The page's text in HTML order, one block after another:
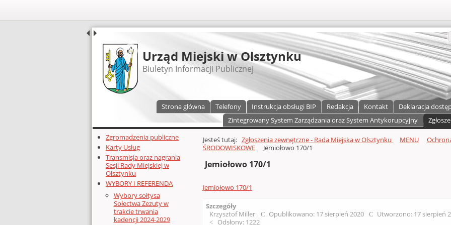
UDOSTĘPNIJ
Urząd Miejski w Olsztynku
Biuletyn Informacji Publicznej
Strona główna Telefony Instrukcja obsługi BIP Redakcja Kontakt Deklaracja
Zintegrowany System Zarządzania oraz System Antykorupcyjny
Dodatkowe zasoby (lewa kolumna)
Zgromadzenia publiczne
Karty Usług
Transmisja oraz nagrania
Sesji Rady Miejskiej w
Olsztynku
WYBORY I REFERENDA
Wybory sołtysa
Sołectwa Zezuty w
trakcie trwania
kadencji 2024-2029
Głównej zawartości
Jesteś tutaj: Zgłoszenia zewnętrzne - Rada Miejska w Olsztynku MENU
ŚRODOWISKOWE
Jemiołowo 170/1
Jemiołowo 170/1
Jemiołowo 170/1
Szczegóły
Krzysztof Miller
Opublikowano: 17 sierpień 2020 Utworzono: 17 sierpień
Odsłony: 1222